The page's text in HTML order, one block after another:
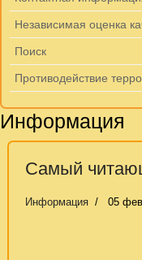
Независимая оценка
Поиск
Противодействие
Информация
Самый
Информация 05